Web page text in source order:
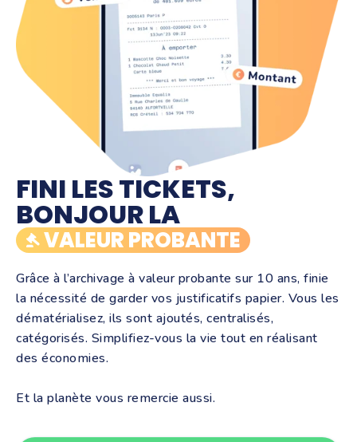
FINI LES TICKETS,
BONJOUR LA
VALEUR PROBANTE
Grâce à l’archivage à valeur probante sur 10 ans, finie
la nécessité de garder vos justificatifs papier. Vous les
dématérialisez, ils sont ajoutés, centralisés,
catégorisés. Simplifiez-vous la vie tout en réalisant
des économies.
Et la planète vous remercie aussi.